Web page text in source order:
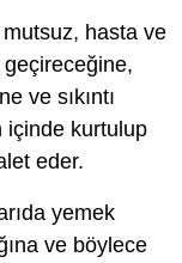
mutsuz, hasta ve
ve sıkıntı
içinde kurtulup
eder.
yemek
ve böylece